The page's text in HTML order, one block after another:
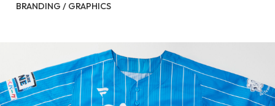
BRANDING / GRAPHICS